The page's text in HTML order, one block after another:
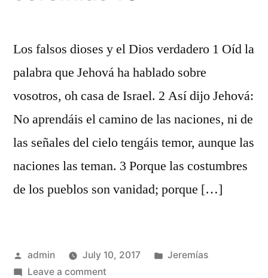
Los falsos dioses y el Dios verdadero 1 Oíd la
palabra que Jehová ha hablado sobre
vosotros, oh casa de Israel. 2 Así dijo Jehová:
No aprendáis el camino de las naciones, ni de
las señales del cielo tengáis temor, aunque las
naciones las teman. 3 Porque las costumbres
de los pueblos son vanidad; porque […]
Posted
by
admin July 10, 2017
Posted
Jeremías
Leave a commenton